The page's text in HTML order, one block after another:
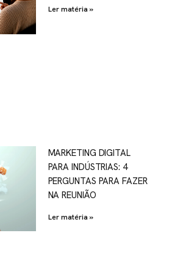
Ler matéria »
MARKETING DIGITAL
PARA INDÚSTRIAS: 4
PERGUNTAS PARA FAZER
NA REUNIÃO
Ler matéria »